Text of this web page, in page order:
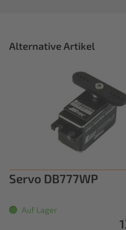
Alternative Artikel
Servo DB777WP
Auf Lager